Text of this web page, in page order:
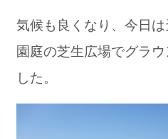
気候も良くなり、今日は
園庭の芝生広場でグラ
した。